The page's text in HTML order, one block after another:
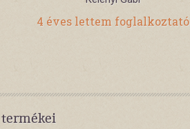
4 éves lettem foglalkoztató
termékei